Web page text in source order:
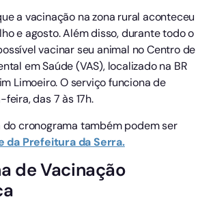
a vacinação na zona rural aconteceu
e agosto. Além disso, durante todo o
vacinar seu animal no Centro de
em Saúde (VAS), localizado na BR
Limoeiro. O serviço funciona de
das 7 às 17h.
cronograma também podem ser
da Prefeitura da Serra.
de Vacinação